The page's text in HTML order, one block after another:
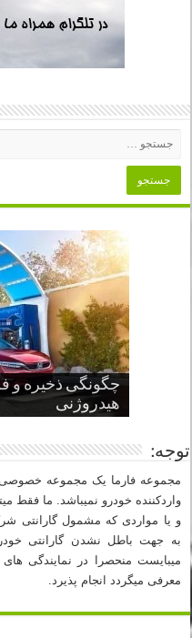
چگونگی ذخیره
هیدروژنی
قدرتمندترین
عضلانی امریکایی
چرا نمک باعث
پنج کابین جذاب
خودروسازی
از صفر تا صد
سوم
توجه:
مجموعه فارما یک مجموعه خصوصی
واردکننده خودرو نمیباشد. ما فقط
و یا مواردی که مشمول گارانتی
به جهت باطل نشدن گارانتی
میبایست منحصرا در نمایندگی
معرفی میگردد انجام پذیرد.